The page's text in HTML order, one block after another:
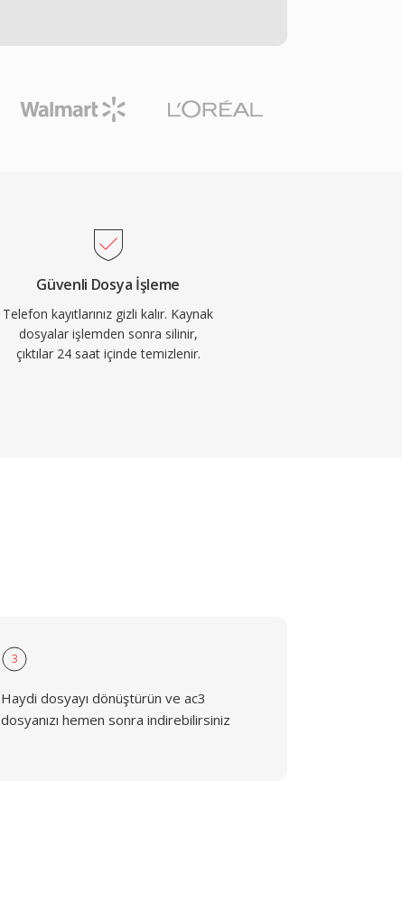
Güvenli Dosya İşleme
Telefon kayıtlarınız gizli kalır. Kaynak
dosyalar işlemden sonra silinir,
çıktılar 24 saat içinde temizlenir.
3
Haydi dosyayı dönüştürün ve ac3
dosyanızı hemen sonra indirebilirsiniz